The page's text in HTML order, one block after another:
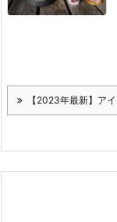
【2023年最新】ア